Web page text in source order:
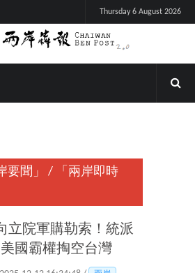
Thursday 6 August 2026
要聞」 /
「兩岸即時
立院軍購勒索！統派
國霸權掏空台灣